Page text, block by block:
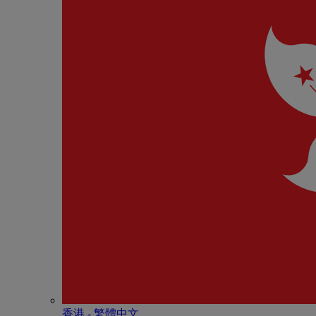
香港 - 繁體中文